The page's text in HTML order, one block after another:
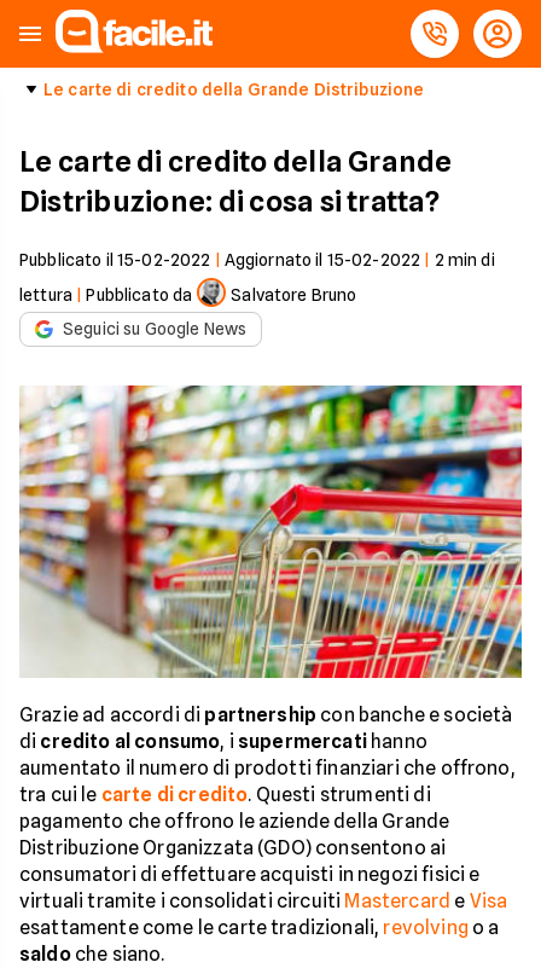
Le carte di credito della Grande Distribuzione
Le carte di credito della Grande
Distribuzione: di cosa si tratta?
Pubblicato il 15-02-2022 Aggiornato il 15-02-2022 2 min di
lettura |Pubblicato da
Salvatore Bruno
Seguici su Google News
Grazie ad accordi di partnership con banche e società
di credito al consumo, i supermercatihanno
aumentato il numero di prodotti finanziari che offrono,
tra cui le carte di credito. Questi strumenti di
pagamento che offrono le aziende della Grande
Distribuzione Organizzata (GDO) consentono ai
consumatori di effettuare acquisti in negozi fisici e
virtuali tramite i consolidati circuiti Mastercard e Visa
esattamente come le carte tradizionali, revolving o a
saldoche siano.